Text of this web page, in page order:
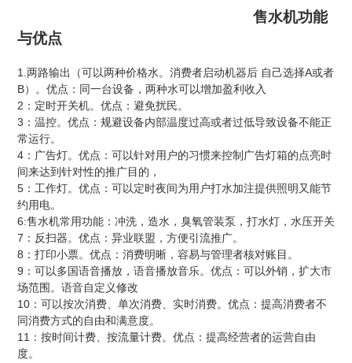
售水机功能
与优点
1.两路输出（可以两种价格水。消费者启动机器后 自己选择A或者
B）。优点：同一台设备，两种水可以增加盈利收入
2 ：定时开关机。优点：避免扰民。
3 ：温控。优点：规避设备内部温度过高或者过低导致设备不能正
常运行。
4：广告灯。优点：可以针对用户的习惯来控制广告灯箱的点亮时
间来达到针对性的推广目的，
5：工作灯。优点：可以定时夜间为用户打水加注提供照明又能节
约用电。
6:售水机常用功能：冲洗，造水，臭氧管装泵，打水灯，水压开关
7 ：反扫器。优点：异业联盟，方便引流推广。
8 ：打印小票。优点：消费明晰，容易与管理者核对账目。
9 ：可以多国语音播放，语音播放音乐。优点：可以外销，扩大市
场范围。语音自定义修改
10：可以按次消费、单次消费、实时消费。优点：提高消费者不
同消费方式的自由和满意度。
11 ：按时间计费、按流量计费。优点：提高经营者的运营自由
度。